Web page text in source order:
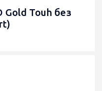
Gold Touh без